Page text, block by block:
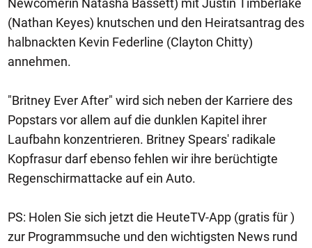
Newcomerin Natasha Bassett) mit Justin Timberlake
(Nathan Keyes) knutschen und den Heiratsantrag des
halbnackten Kevin Federline (Clayton Chitty)
annehmen.
"Britney Ever After" wird sich neben der Karriere des
Popstars vor allem auf die dunklen Kapitel ihrer
Laufbahn konzentrieren. Britney Spears' radikale
Kopfrasur darf ebenso fehlen wir ihre berüchtigte
Regenschirmattacke auf ein Auto.
PS: Holen Sie sich jetzt die HeuteTV-App (gratis für )
zur Programmsuche und den wichtigsten News rund